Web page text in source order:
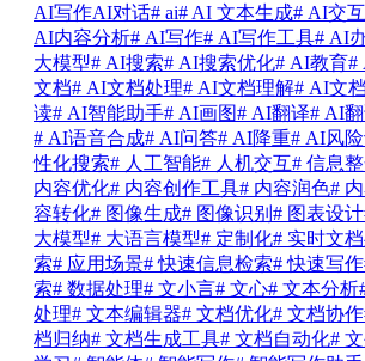
AI写作AI对话# ai# AI 文本生成# AI交互
AI内容分析# AI写作# AI写作工具# AI
大模型# AI搜索# AI搜索优化# AI教育#
文档# AI文档处理# AI文档理解# AI文
读# AI智能助手# AI画图# AI翻译# AI
# AI语音合成# AI问答# AI降重# AI风
性化搜索# 人工智能# 人机交互# 信息
内容优化# 内容创作工具# 内容润色#
容转化# 图像生成# 图像识别 # 图表设计
大模型# 大语言模型# 定制化# 实时文
索# 应用场景# 快速信息检索# 快速写作
索# 数据处理# 文小言# 文心# 文本分析
处理# 文本编辑器# 文档优化# 文档协作
档归纳# 文档生成工具# 文档自动化#